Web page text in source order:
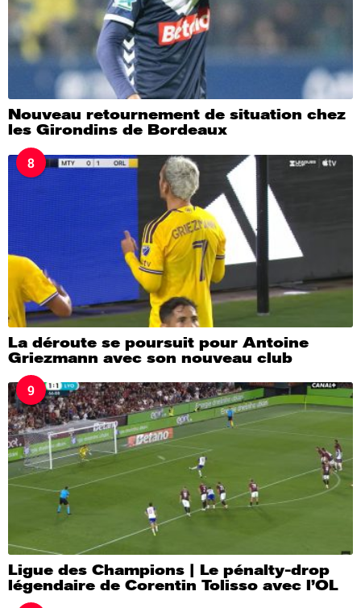
Nouveau retournement de situation chez
les Girondins de Bordeaux
8
La déroute se poursuit pour Antoine
Griezmann avec son nouveau club
9
Ligue des Champions | Le pénalty-drop
légendaire de Corentin Tolisso avec l’OL